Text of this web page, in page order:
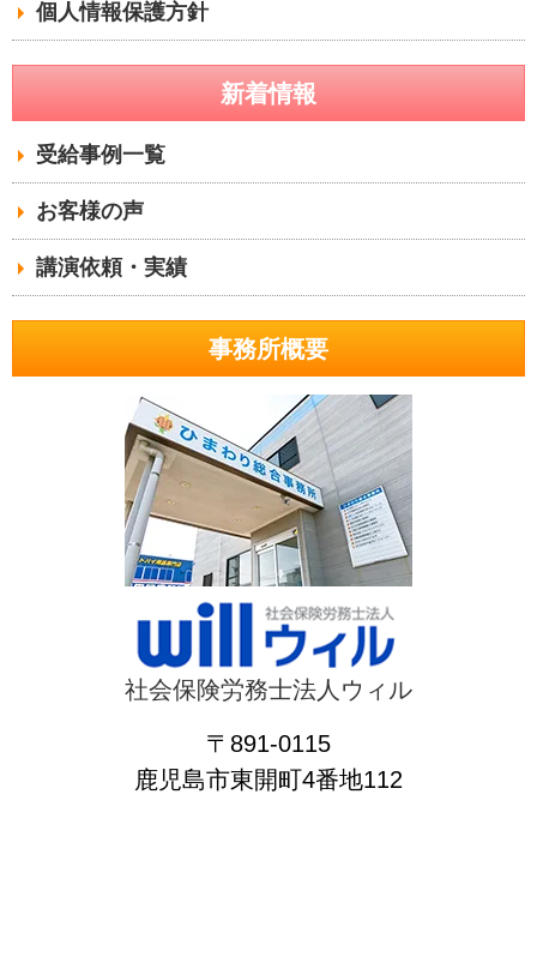
個人情報保護方針
新着情報
受給事例一覧
お客様の声
講演依頼・実績
事務所概要
社会保険労務士法人ウィル
〒891-0115
鹿児島市東開町4番地112